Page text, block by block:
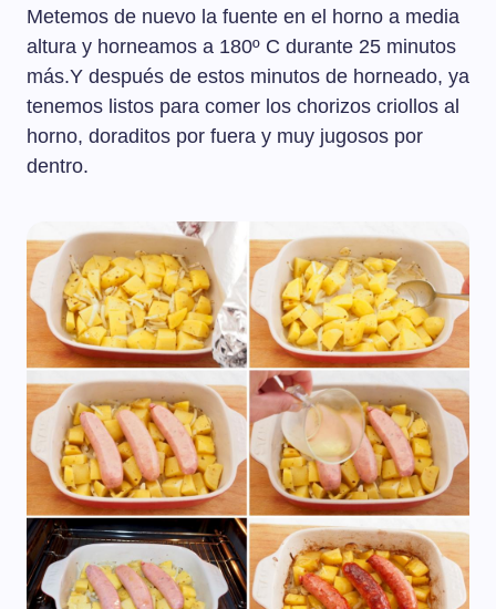
Metemos de nuevo la fuente en el horno a media
altura y horneamos a 180º C durante 25 minutos
más.Y después de estos minutos de horneado, ya
tenemos listos para comer los chorizos criollos al
horno, doraditos por fuera y muy jugosos por
dentro.